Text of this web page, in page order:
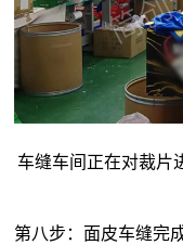
车缝车间正在对裁片
第八步：面皮车缝完